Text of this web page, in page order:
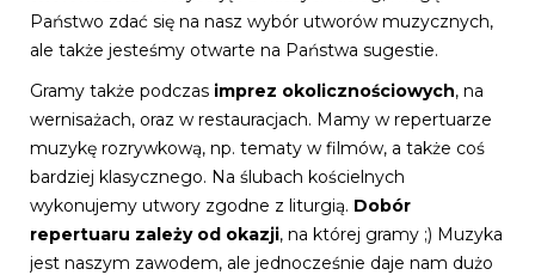
Państwo zdać się na nasz wybór utworów muzycznych,
ale także jesteśmy otwarte na Państwa sugestie.
Gramy także podczas imprez okolicznościowych, na
wernisażach, oraz w restauracjach. Mamy w repertuarze
muzykę rozrywkową, np. tematy w filmów, a także coś
bardziej klasycznego. Na ślubach kościelnych
wykonujemy utwory zgodne z liturgią. Dobór
repertuaru zależy od okazji, na której gramy ;) Muzyka
jest naszym zawodem, ale jednocześnie daje nam dużo